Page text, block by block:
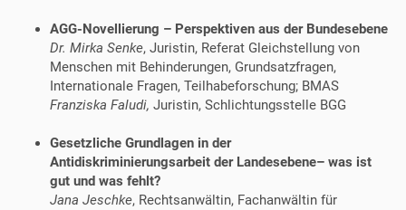
AGG-Novellierung – Perspektiven aus der Bundesebene
Dr. Mirka Senke, Juristin, Referat Gleichstellung von
Menschen mit Behinderungen, Grundsatzfragen,
Internationale Fragen, Teilhabeforschung; BMAS
Franziska Faludi, Juristin, Schlichtungsstelle BGG
Gesetzliche Grundlagen in der
Antidiskriminierungsarbeit der Landesebene– was ist
gut und was fehlt?
Jana Jeschke, Rechtsanwältin, Fachanwältin für